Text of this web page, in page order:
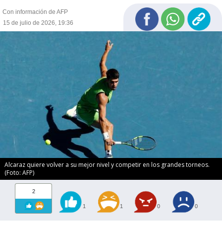
Con información de AFP
15 de julio de 2026, 19:36
Alcaraz quiere volver a su mejor nivel y competir en los grandes torneos.
(Foto: AFP)
2
1 1 0 0